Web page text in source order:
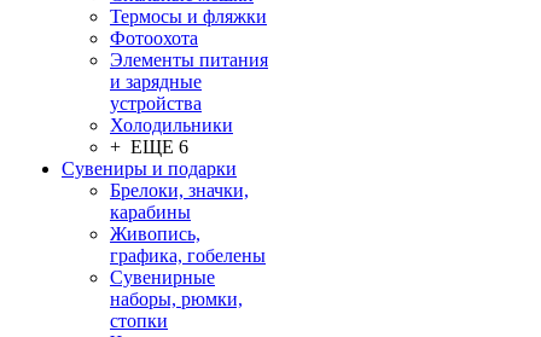
Термосы и фляжки
Фотоохота
Элементы питания
и зарядные
устройства
Холодильники
+ ЕЩЕ 6
Сувениры и подарки
Брелоки, значки,
карабины
Живопись,
графика, гобелены
Сувенирные
наборы, рюмки,
стопки